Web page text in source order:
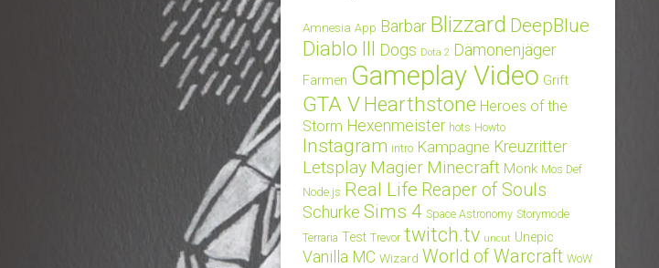
Amnesia App Barbar Blizzard DeepBlue
Diablo III Dogs Dota 2 Dämonenjäger
Farmen Gameplay Video Grift
GTA V Hearthstone Heroes of the
Storm Hexenmeister hots Howto
Instagram intro Kampagne Kreuzritter
Letsplay Magier Minecraft Monk Mos Def
Node.js Real Life Reaper of Souls
Schurke Sims 4 Space Astronomy Storymode
Terraria Test Trevor twitch.tv uncut Unepic
Vanilla MC Wizard World of Warcraft WoW